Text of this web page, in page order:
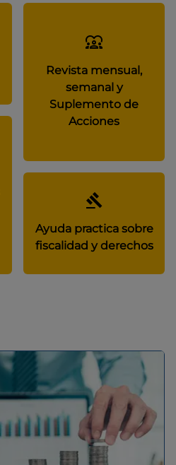
Revista mensual,
semanal y
Suplemento de
Acciones
Ayuda practica sobre
fiscalidad y derechos